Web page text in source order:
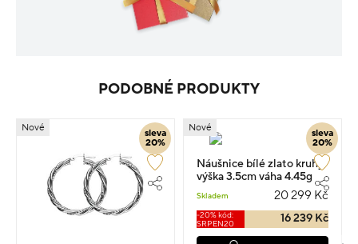
PODOBNÉ PRODUKTY
sleva
20%
Nové
sleva
20%
Nové
Náušnice bílé zlato kruhy
výška 3.5cm váha 4.45g
Skladem 20 299 Kč
-20% kód:
SRPEN20
16 239 Kč